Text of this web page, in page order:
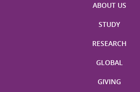
ABOUT US
STUDY
RESEARCH
GLOBAL
GIVING